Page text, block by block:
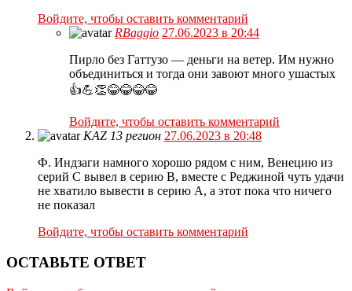
Войдите, чтобы оставить комментарий
RBaggio 27.06.2023 в 20:44
Пирло без Гаттузо — деньги на ветер. Им нужно
объединиться и тогда они завоют много ушастых
👍💪👏😂😂😂😂
Войдите, чтобы оставить комментарий
KAZ 13 регион 27.06.2023 в 20:48
Ф. Индзаги намного хорошо рядом с ним, Венецию из
серий С вывел в серию В, вместе с Реджиной чуть удачи
не хватило вывести в серию А, а этот пока что ничего
не показал
Войдите, чтобы оставить комментарий
ОСТАВЬТЕ ОТВЕТ